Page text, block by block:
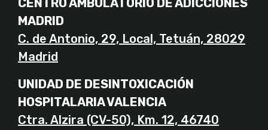
CENTRO AMBULATORIO DE ADICCIONES
MADRID
C. de Antonio, 29, Local, Tetuán, 28029
Madrid
UNIDAD DE DESINTOXICACIÓN
HOSPITALARIA VALENCIA
Ctra. Alzira (CV-50), Km. 12, 46740